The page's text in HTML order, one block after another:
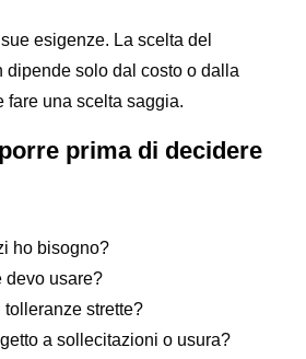
esigenze. La scelta del
dipende solo dal costo o dalla
fare una scelta saggia.
prima di decidere
ho bisogno?
devo usare?
tolleranze strette?
a sollecitazioni o usura?